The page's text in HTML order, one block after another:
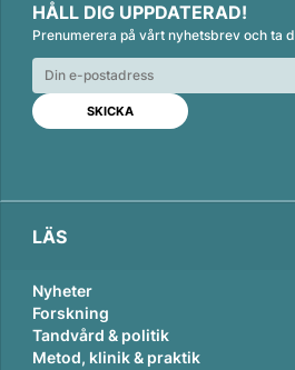
n
k
e
d
n
c
e
b
o
o
k
a
i
l
HÅLL DIG UPPDATERAD!
Prenumerera på vårt nyhetsbrev och ta
LÄS
Nyheter
Forskning
Tandvård & politik
Metod, klinik & praktik